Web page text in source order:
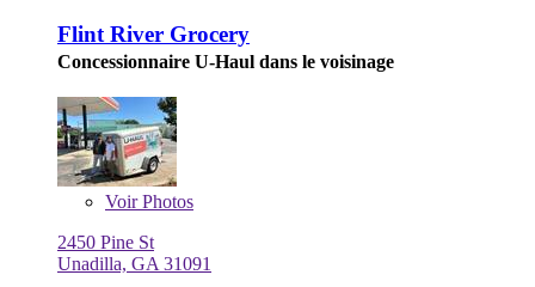
Flint River Grocery
Concessionnaire U-Haul dans le voisinage
VoirPhotos
2450 Pine St
Unadilla, GA 31091